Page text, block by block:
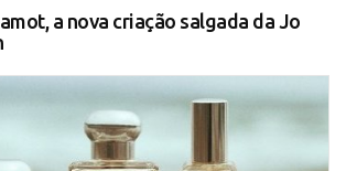
a nova criação salgada da Jo